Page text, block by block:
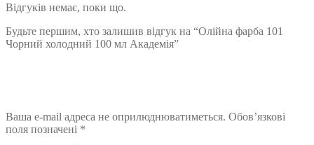
Відгуків немає, поки що.
Будьте першим, хто залишив відгук на “Олійна фарба 101
Чорний холодний 100 мл Академія”
Ваша e-mail адреса не оприлюднюватиметься. Обов’язкові
поля позначені *